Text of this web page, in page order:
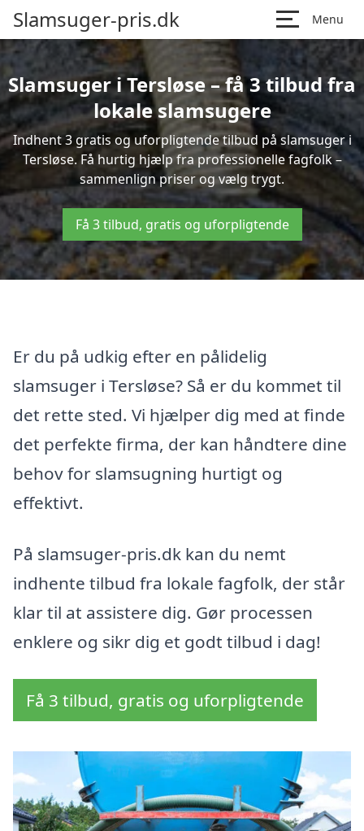
Slamsuger-pris.dk Menu
Slamsuger i Tersløse – få 3 tilbud fra
lokale slamsugere
Indhent 3 gratis og uforpligtende tilbud på slamsuger i
Tersløse. Få hurtig hjælp fra professionelle fagfolk –
sammenlign priser og vælg trygt.
Få 3 tilbud, gratis og uforpligtende
Er du på udkig efter en pålidelig
slamsuger i Tersløse? Så er du kommet til
det rette sted. Vi hjælper dig med at finde
det perfekte firma, der kan håndtere dine
behov for slamsugning hurtigt og
effektivt.
På slamsuger-pris.dk kan du nemt
indhente tilbud fra lokale fagfolk, der står
klar til at assistere dig. Gør processen
enklere og sikr dig et godt tilbud i dag!
Få 3 tilbud, gratis og uforpligtende